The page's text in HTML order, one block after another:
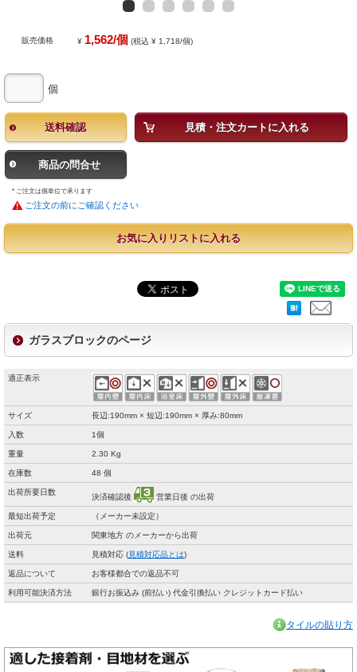
販売価格 ¥ 1,562/個 (税込 ¥ 1,718/個)
個
送料確認 見積・注文カートに入れる
商品の問合せ
* ご注文は個単位で承ります
ご注文の前にご確認ください
お気に入りリストに入れる
ガラスブロックのページ
適正表示
サイズ 長辺:190mm × 短辺:190mm × 厚み:80mm
入数 1個
重量 2.30 Kg
在庫数 48 個
出荷所要日数
決済確認後 営業日後 の出荷
最短出荷予定 （メーカー未設定）
出荷元 関東地方 のメーカーから出荷
送料 見積対応 (見積対応品とは)
返品について お客様都合での返品不可
利用可能決済方法 銀行お振込み (前払い) 代金引換払い クレジットカード払い
タイルの貼り方